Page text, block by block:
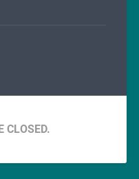
CLOSED.